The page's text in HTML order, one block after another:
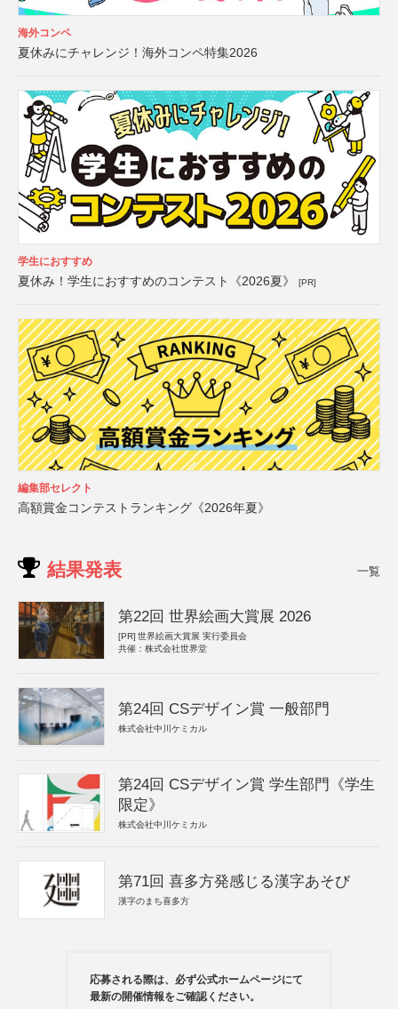
海外コンペ
夏休みにチャレンジ！海外コンペ特集2026
学生におすすめ
夏休み！学生におすすめのコンテスト《2026夏》 [PR]
編集部セレクト
高額賞金コンテストランキング《2026年夏》
結果発表 一覧
第22回 世界絵画大賞展 2026
[PR] 世界絵画大賞展 実行委員会
共催：株式会社世界堂
第24回 CSデザイン賞 一般部門
株式会社中川ケミカル
第24回 CSデザイン賞 学生部門《学生
限定》
株式会社中川ケミカル
第71回 喜多方発感じる漢字あそび
漢字のまち喜多方
応募される際は、必ず公式ホームページにて
最新の開催情報をご確認ください。